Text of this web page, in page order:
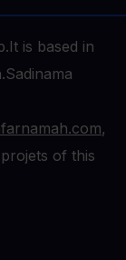
is based in
,
of this